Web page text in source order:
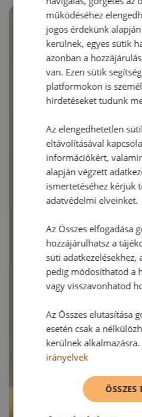
működéséhez
jogos érdekünk
kerülnek, egyes sütik
azonban a
van. Ezen sütik
platformokon is
hirdetéseket tudunk
Az elengedhetetlen
eltávolításával
információkért,
alapján végzett
ismertetéséhez kérjük
adatvédelmi elveinket.
Az Összes elfogadása
hozzájárulhatsz a
süti adatkezelésekhez,
pedig módosíthatod a
vagy visszavonhatod
Az Összes elutasítása
esetén csak a
kerülnek alkalmazásra.
irányelvek
ÖSSZES